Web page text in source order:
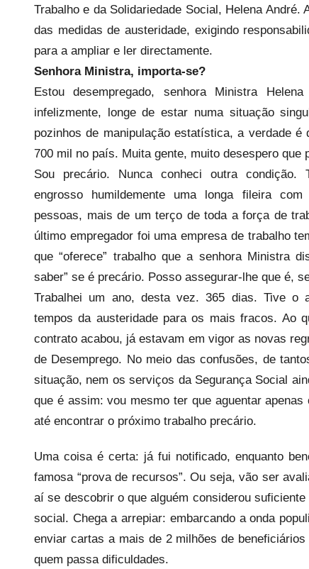
p
r
e
c
s
i
n
f
l
e
e
i
s
Trabalho e da Solidariedade Social, Helena
das medidas de austeridade, exigindo
para a ampliar e ler directamente.
Senhora Ministra, importa-se?
Estou desempregado, senhora Ministra
infelizmente, longe de estar numa situação
pozinhos de manipulação estatística, a verdade é
700 mil no país. Muita gente, muito desespero que
Sou precário. Nunca conheci outra condição.
engrosso humildemente uma longa fileira
pessoas, mais de um terço de toda a força de
último empregador foi uma empresa de trabalho
que “oferece” trabalho que a senhora Ministra
saber” se é precário. Posso assegurar-lhe que é,
Trabalhei um ano, desta vez. 365 dias. Tive o
tempos da austeridade para os mais fracos. Ao
contrato acabou, já estavam em vigor as novas
de Desemprego. No meio das confusões, de
situação, nem os serviços da Segurança Social
que é assim: vou mesmo ter que aguentar
até encontrar o próximo trabalho precário.
Uma coisa é certa: já fui notificado, enquanto
famosa “prova de recursos”. Ou seja, vão ser
aí se descobrir o que alguém considerou
social. Chega a arrepiar: embarcando a onda
enviar cartas a mais de 2 milhões de
quem passa dificuldades.